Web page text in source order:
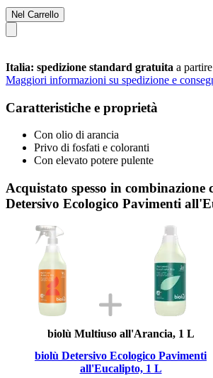
Nel Carrello
Italia: spedizione standard gratuita a
Maggiori informazioni su spedizione e
Caratteristiche e proprietà
Con olio di arancia
Privo di fosfati e coloranti
Con elevato potere pulente
Acquistato spesso in combinazione
Detersivo Ecologico Pavimenti
biolù Multiuso all'Arancia, 1 L
biolù Detersivo Ecologico Pavimenti
all'Eucalipto, 1 L